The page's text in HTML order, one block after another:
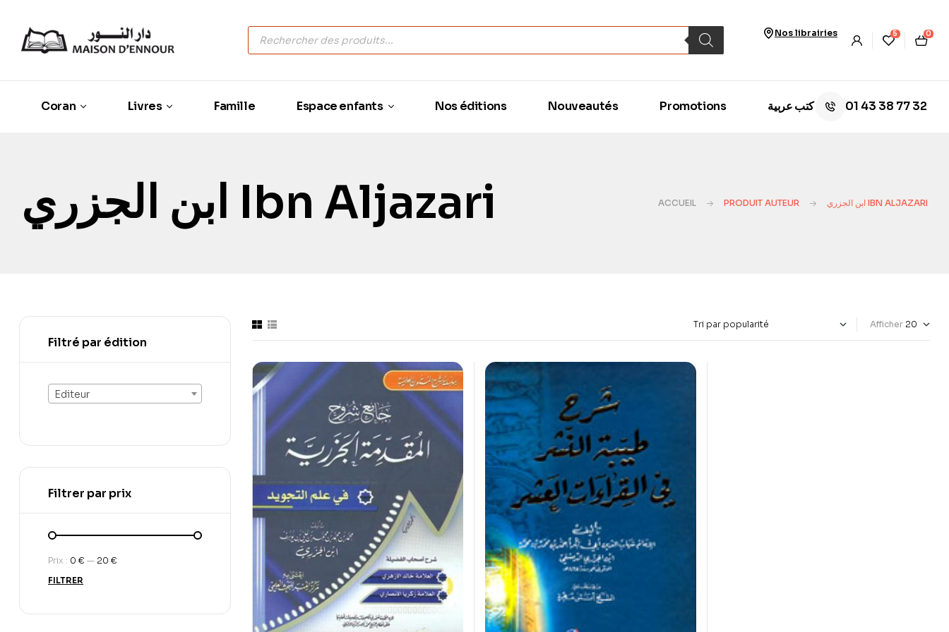
Nos librairies 5 0
Coran Livres Famille Espace enfants Nos éditions Nouveautés Promotions كتب عربية 01 43 38 77 32
ابن الجزري Ibn Aljazari ACCUEIL PRODUIT AUTEUR ابن الجزري IBN ALJAZARI
Afficher
Filtré par édition
Editeur
Filtrer par prix
FILTRER
Prix : 0 € — 20 €